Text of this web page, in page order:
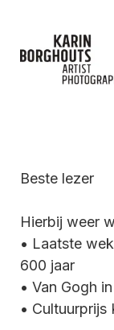
Beste lezer
Hierbij weer
• Laatste
600 jaar
• Van Gogh
• Cultuurprijs